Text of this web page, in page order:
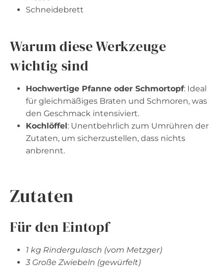
Schneidebrett
Warum diese Werkzeuge
wichtig sind
Hochwertige Pfanne oder Schmortopf: Ideal
für gleichmäßiges Braten und Schmoren, was
den Geschmack intensiviert.
Kochlöffel: Unentbehrlich zum Umrühren der
Zutaten, um sicherzustellen, dass nichts
anbrennt.
Zutaten
Für den Eintopf
1 kg Rindergulasch (vom Metzger)
3 Große Zwiebeln (gewürfelt)